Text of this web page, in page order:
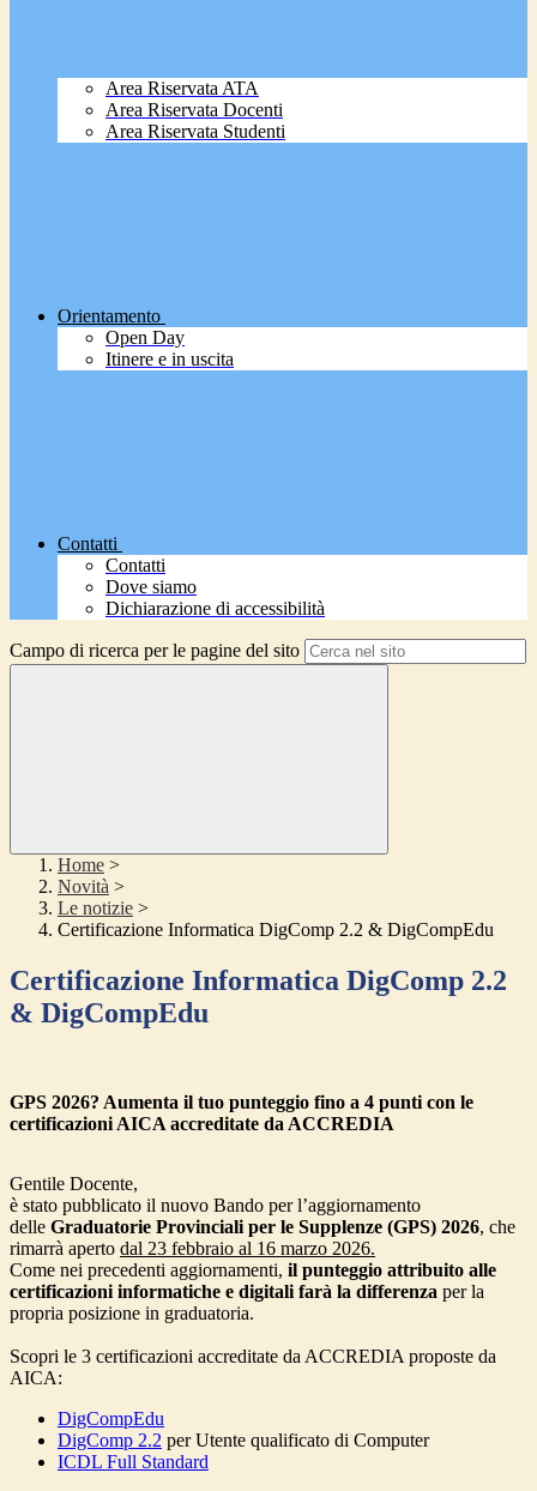
Area Riservata ATA
Area Riservata Docenti
Area Riservata Studenti
Orientamento
Open Day
Itinere e in uscita
Contatti
Contatti
Dove siamo
Dichiarazione di accessibilità
Campo di ricerca per le pagine del sito
Home >
Novità >
Le notizie >
Certificazione Informatica DigComp 2.2 & DigCompEdu
Certificazione Informatica DigComp 2.2
& DigCompEdu
GPS 2026? Aumenta il tuo punteggio fino a 4 punti con le
certificazioni AICA accreditate da ACCREDIA
Gentile Docente,
è stato pubblicato il nuovo Bando per l’aggiornamento
delle Graduatorie Provinciali per le Supplenze (GPS) 2026, che
rimarrà aperto dal 23 febbraio al 16 marzo 2026.
Come nei precedenti aggiornamenti, il punteggio attribuito alle
certificazioni informatiche e digitali farà la differenza per la
propria posizione in graduatoria.
Scopri le 3 certificazioni accreditate da ACCREDIA proposte da
AICA:
DigCompEdu
DigComp 2.2 per Utente qualificato di Computer
ICDL Full Standard